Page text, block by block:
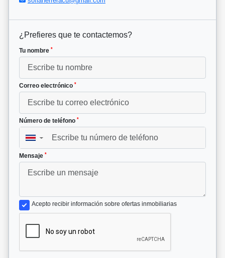
¿Prefieres que te contactemos?
Tu nombre *
Correo electrónico *
Número de teléfono *
▼
Mensaje *
Acepto recibir información sobre ofertas inmobiliarias